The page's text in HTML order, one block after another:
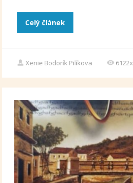
Celý článek
Xenie Bodorík Pilíkova 6122x